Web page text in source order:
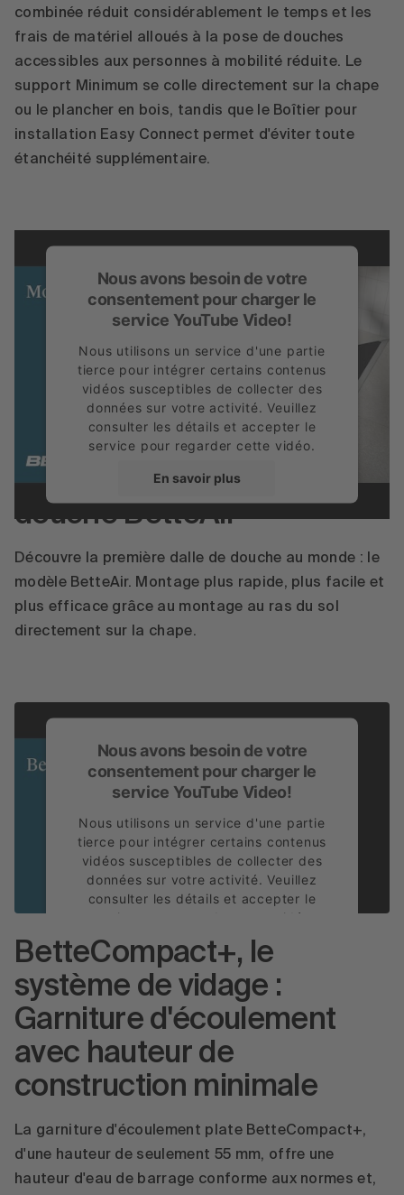
combinée réduit considérablement le temps et les
frais de matériel alloués à la pose de douches
accessibles aux personnes à mobilité réduite. Le
support Minimum se colle directement sur la chape
ou le plancher en bois, tandis que le Boîtier pour
installation Easy Connect permet d'éviter toute
étanchéité supplémentaire.
Nous avons besoin de votre
consentement pour charger le
service YouTube Video!
Nous utilisons un service d'une partie
tierce pour intégrer certains contenus
vidéos susceptibles de collecter des
données sur votre activité. Veuillez
consulter les détails et accepter le
service pour regarder cette vidéo.
En savoir plus
Accepter
powered byUsercentrics Consent
Management Platform
Installation de la dalle de
douche BetteAir
Découvre la première dalle de douche au monde : le
modèle BetteAir. Montage plus rapide, plus facile et
plus efficace grâce au montage au ras du sol
directement sur la chape.
Nous avons besoin de votre
consentement pour charger le
service YouTube Video!
Nous utilisons un service d'une partie
tierce pour intégrer certains contenus
vidéos susceptibles de collecter des
données sur votre activité. Veuillez
consulter les détails et accepter le
service pour regarder cette vidéo.
En savoir plus
Accepter
powered by Usercentrics Consent
Management Platform
BetteCompact+, le
système de vidage :
Garniture d'écoulement
avec hauteur de
construction minimale
La garniture d'écoulement plate BetteCompact+,
d'une hauteur de seulement 55 mm, offre une
hauteur d'eau de barrage conforme aux normes et,